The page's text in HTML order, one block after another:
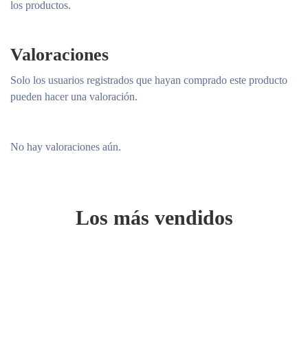
los productos.
Valoraciones
No hay valoraciones aún.
Solo los usuarios registrados que hayan comprado este producto
pueden hacer una valoración.
Los más vendidos